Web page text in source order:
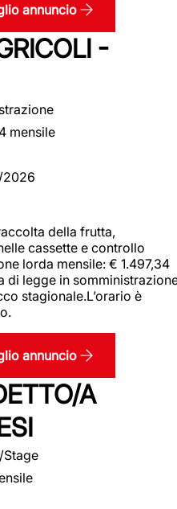
annuncio
-
mensile
della frutta,
cassette e controllo
lorda mensile: € 1.497,34
di legge in
stagionale.L’orario è
annuncio
A